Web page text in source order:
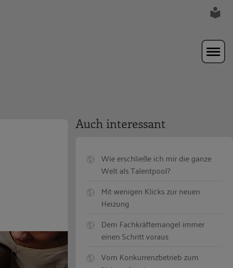
Auch interessant
Wie erschließe ich mir die ganze
Welt als Talentpool?
Mit wenigen Klicks zur neuen
Heizung
Dem Fachkräftemangel immer
einen Schritt voraus
Vom Konkurrenzbetrieb zum